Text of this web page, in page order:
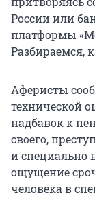
России или
платформы
Разбираемся,
Аферисты
технической
надбавок к
своего,
и специально
ощущение
человека в